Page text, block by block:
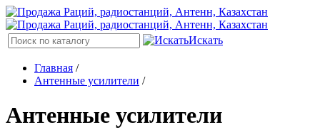
Искать
Главная /
Антенные усилители /
Антенные усилители